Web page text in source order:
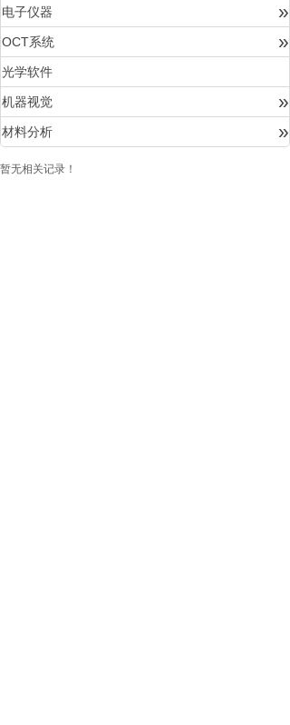
电子仪器 »
OCT系统 »
光学软件
机器视觉 »
材料分析 »
暂无相关记录！